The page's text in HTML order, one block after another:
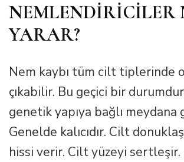
NEMLENDİRİCİLER
YARAR?
Nem kaybı tüm cilt tiplerinde
çıkabilir. Bu geçici bir
genetik yapıya bağlı meydana
Genelde kalıcıdır. Cilt
hissi verir. Cilt yüzeyi sertleşir.